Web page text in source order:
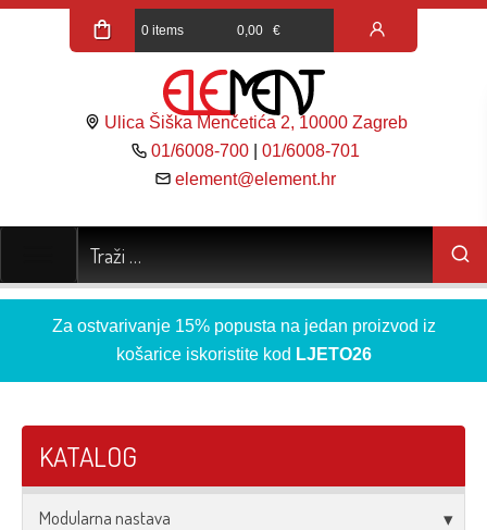
0 items 0,00 €
Ulica Šiška Menčetića 2, 10000 Zagreb
01/6008-700 |01/6008-701
element@element.hr
Za ostvarivanje 15% popusta na jedan proizvod iz
košarice iskoristite kod LJETO26
KATALOG
Modularna nastava